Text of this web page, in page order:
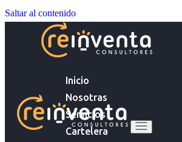
Saltar al contenido
Inicio
Nosotras
Servicios
Cartelera